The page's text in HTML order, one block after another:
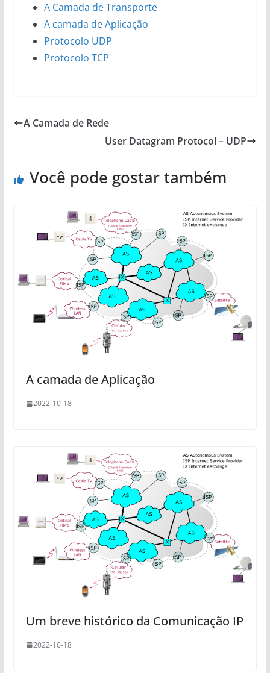
A Camada de Transporte
A camada de Aplicação
Protocolo UDP
Protocolo TCP
A Camada de Rede
User Datagram Protocol – UDP
Você pode gostar também
A camada de Aplicação
2022-10-18
Um breve histórico da Comunicação IP
2022-10-18